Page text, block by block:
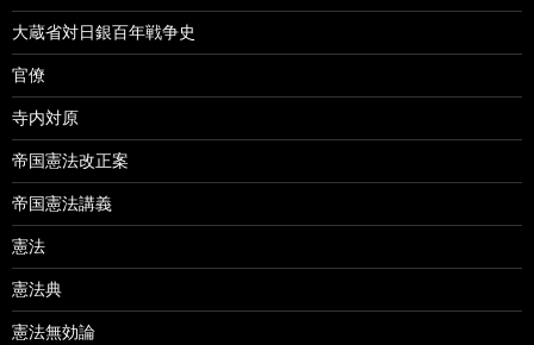
大蔵省対日銀百年戦争史
官僚
寺内対原
帝国憲法改正案
帝国憲法講義
憲法
憲法典
憲法無効論